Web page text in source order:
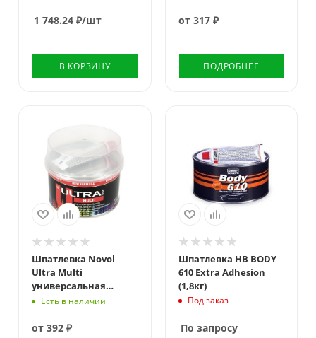
1 748.24 ₽/шт
В КОРЗИНУ
от 317 ₽
ПОДРОБНЕЕ
Шпатлевка Novol
Ultra Multi
универсальная
автомобильная
Есть в наличии
от 392 ₽
Шпатлевка HB BODY
610 Extra Adhesion
(1,8кг)
Под заказ
По запросу